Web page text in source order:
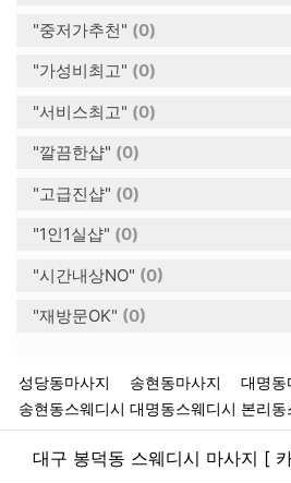
"중저가추천" (0)
"가성비최고" (0)
"서비스최고" (0)
"깔끔한샵" (0)
"고급진샵" (0)
"1인1실샵" (0)
"시간내상NO" (0)
"재방문OK" (0)
성당동마사지 송현동마사지 대명동
송현동스웨디시 대명동스웨디시 본리동
키워드
관련자료
대구 봉덕동 스웨디시 마사지 [